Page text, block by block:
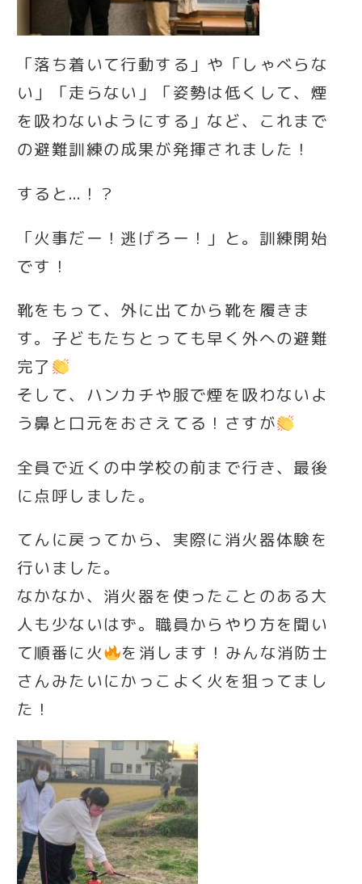
「落ち着いて行動する」や「しゃべらな
い」「走らない」「姿勢は低くして、煙
を吸わないようにする」など、これまで
の避難訓練の成果が発揮されました！
すると…！？
「火事だー！逃げろー！」と。訓練開始
です！
靴をもって、外に出てから靴を履きま
す。子どもたちとっても早く外への避難
完了
そして、ハンカチや服で煙を吸わないよ
う鼻と口元をおさえてる！さすが
全員で近くの中学校の前まで行き、最後
に点呼しました。
てんに戻ってから、実際に消火器体験を
行いました。
なかなか、消火器を使ったことのある大
人も少ないはず。職員からやり方を聞い
て順番に火
を消します！みんな消防士
さんみたいにかっこよく火を狙ってまし
た！